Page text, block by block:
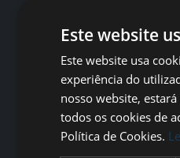
Este website
Este website usa
experiência do
nosso website,
todos os cookies de
Política de Cookies.